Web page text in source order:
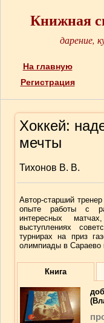
Книжная
дарение,
На главную
Регистрация
Хоккей:
мечты
Тихонов В. В.
Автор-старший
опыте работы с
интересных
выступлениях
турнирах на приз
олимпиады в Сараево
Книга